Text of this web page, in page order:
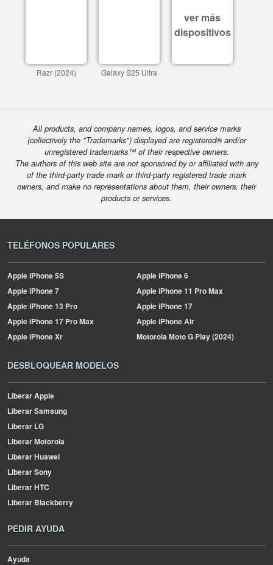
Razr (2024) Galaxy S25 Ultra
ver más
dispositivos
All products, and company names, logos, and service marks
(collectively the "Trademarks") displayed are registered® and/or
unregistered trademarks™ of their respective owners.
The authors of this web site are not sponsored by or affiliated with any
of the third-party trade mark or third-party registered trade mark
owners, and make no representations about them, their owners, their
products or services.
TELÉFONOS POPULARES
AppleiPhone 5S AppleiPhone 6
AppleiPhone 7 AppleiPhone 11 Pro Max
AppleiPhone 13 Pro AppleiPhone 17
AppleiPhone 17 Pro Max AppleiPhone Air
AppleiPhone Xr MotorolaMoto G Play (2024)
DESBLOQUEAR MODELOS
Liberar Apple
Liberar Samsung
Liberar LG
Liberar Motorola
Liberar Huawei
Liberar Sony
Liberar HTC
Liberar Blackberry
PEDIR AYUDA
Ayuda